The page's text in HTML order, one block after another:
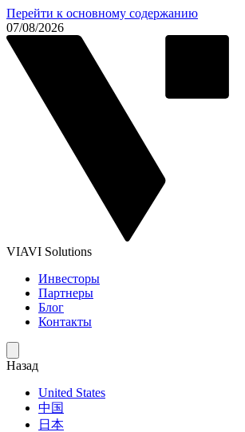
Перейти к основному содержанию
07/08/2026
VIAVI Solutions
Инвесторы
Партнеры
Блог
Контакты
Назад
United States
中国
日本